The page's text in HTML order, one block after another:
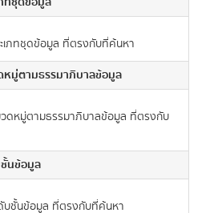
เภทชุดข้อมูล ที่ตรงกับที่ค้นหา
หมู่ตามธรรมาภิบาลข้อมูล
ดหมู่ตามธรรมาภิบาลข้อมูล ที่ตรงกับ
นข้อมูล
บชั้นข้อมูล ที่ตรงกับที่ค้นหา